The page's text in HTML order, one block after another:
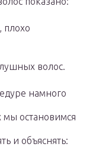
плохо
волос.
намного
остановимся
и объяснять: